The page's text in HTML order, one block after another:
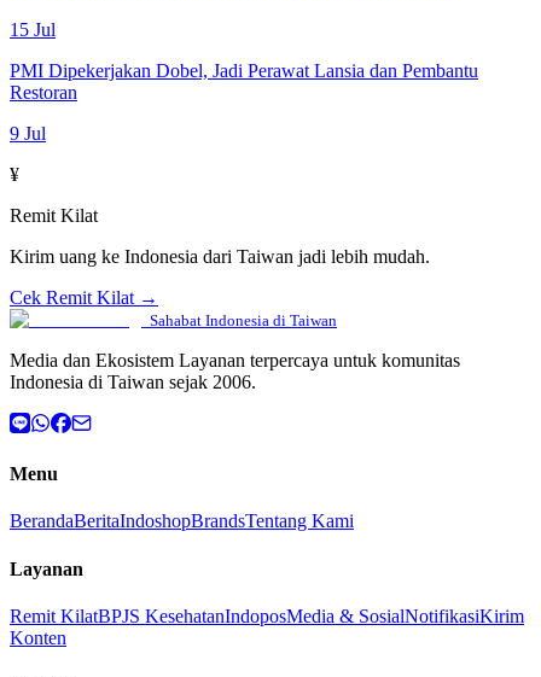
15 Jul
PMI Dipekerjakan Dobel, Jadi Perawat Lansia dan Pembantu
Restoran
9 Jul
¥
Remit Kilat
Kirim uang ke Indonesia dari Taiwan jadi lebih mudah.
Cek Remit Kilat →
Sahabat Indonesia di Taiwan
Media dan Ekosistem Layanan terpercaya untuk komunitas
Indonesia di Taiwan sejak 2006.
Menu
BerandaBeritaIndoshopBrandsTentang Kami
Layanan
Remit KilatBPJS KesehatanIndoposMedia & SosialNotifikasiKirim
Konten